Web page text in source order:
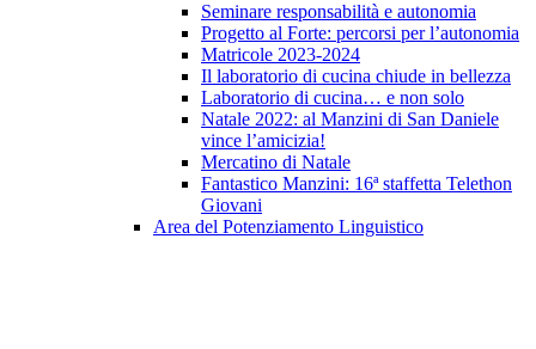
Seminare responsabilità e autonomia
Progetto al Forte: percorsi per l’autonomia
Matricole 2023-2024
Il laboratorio di cucina chiude in bellezza
Laboratorio di cucina… e non solo
Natale 2022: al Manzini di San Daniele
vince l’amicizia!
Mercatino di Natale
Fantastico Manzini: 16ª staffetta Telethon
Giovani
Area del Potenziamento Linguistico